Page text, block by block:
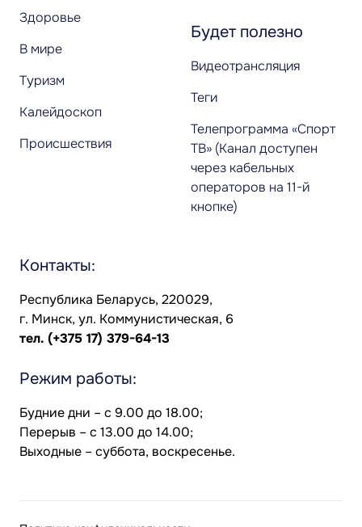
Здоровье
В мире
Туризм
Калейдоскоп
Происшествия
Будет полезно
Видеотрансляция
Теги
Телепрограмма «Спорт
ТВ» (Канал доступен
через кабельных
операторов на 11-й
кнопке)
Контакты:
Республика Беларусь, 220029,
г. Минск, ул. Коммунистическая, 6
тел. (+375 17) 379-64-13
Режим работы:
Будние дни – с 9.00 до 18.00;
Перерыв – с 13.00 до 14.00;
Выходные – суббота, воскресенье.